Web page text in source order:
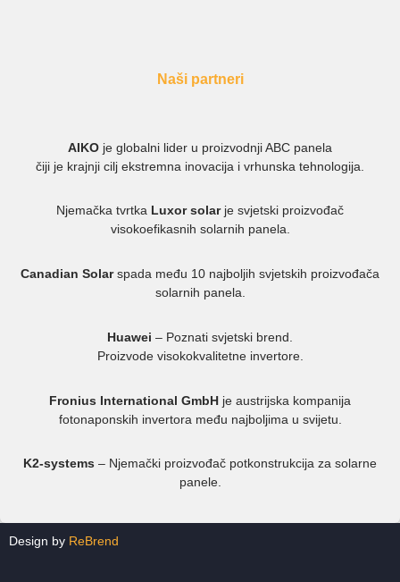
Naši partneri
AIKO je globalni lider u proizvodnji ABC panela
čiji je krajnji cilj ekstremna inovacija i vrhunska tehnologija.
Njemačka tvrtka Luxor solarje svjetski proizvođač
visokoefikasnih solarnih panela.
Canadian Solarspada među 10 najboljih svjetskih proizvođača
solarnih panela.
Huawei – Poznati svjetski brend.
Proizvode visokokvalitetne invertore.
Fronius International GmbH je austrijska kompanija
fotonaponskih invertora među najboljima u svijetu.
K2-systems – Njemački proizvođač potkonstrukcija za solarne
panele.
Design by ReBrend